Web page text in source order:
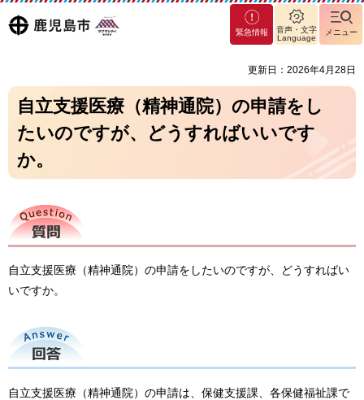
鹿児島
マグ
マシ
緊急情報
音声・文字
Language
メニュー
更新日：2026年4月28日
自立支援医療（精神通院）の申請をし
たいのですが、どうすればいいです
か。
質問
自立支援医療（精神通院）の申請をしたいのですが、どうすればい
いですか。
回答
自立支援医療（精神通院）の申請は、保健支援課、各保健福祉課で